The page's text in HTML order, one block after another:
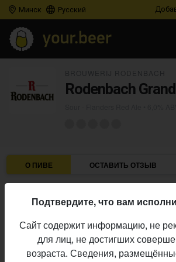
Минск Русский
Rodenbach
О ПИВЕ ОСТАВИТЬ ОТЗЫВ
Пивоварня:
Алкоголь:
6,0%
Горечь:
35 IBU
Начало
Подтвердите, что вам
Сайт содержит информацию, не
для лиц, не достигших
возраста. Сведения,